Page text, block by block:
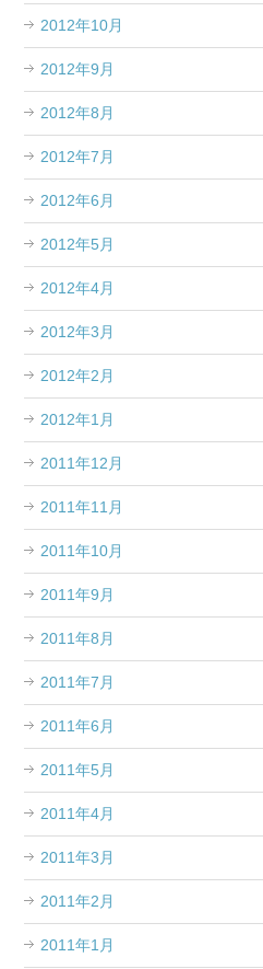
2012年10月
2012年9月
2012年8月
2012年7月
2012年6月
2012年5月
2012年4月
2012年3月
2012年2月
2012年1月
2011年12月
2011年11月
2011年10月
2011年9月
2011年8月
2011年7月
2011年6月
2011年5月
2011年4月
2011年3月
2011年2月
2011年1月